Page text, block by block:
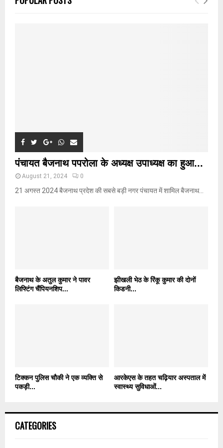
h
पंचायत बैजनाथ पपरोला के अध्यक्ष उपाध्यक्ष का हुआ...
August 21, 2024 0
21 अगस्त 2024 बैजनाथ प्रदेश की सबसे बड़ी नगर पंचायत में शामिल बैजनाथ...
बैजनाथ के अतुल कुमार ने पावर
लिफ्टिंग चैंपियनशिप...
झीखली भेठ के रिंकू कुमार की दोनों
किडनी...
टिक्कन पुलिस चौकी ने एक व्यक्ति से
पकड़ी...
आरकेएस के तहत चढ़ियार अस्पताल में
स्वास्थ्य सुविधाओं...
CATEGORIES